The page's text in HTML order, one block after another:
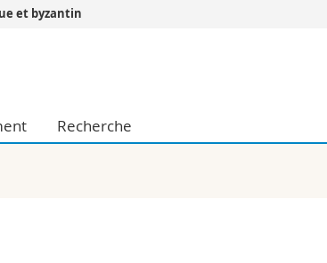
et management
Chercheurs
et byzantin
Recherche